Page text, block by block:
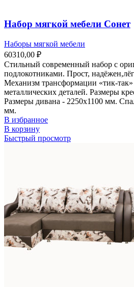
Набор мягкой мебели Сонет
Наборы мягкой мебели
60310,00 ₽
Стильный современный набор с
подлокотниками. Прост,
Механизм трансформации «тик-так»
металлических деталей. Размеры
Размеры дивана - 2250х1100 мм.
мм.
В избранное
В корзину
Быстрый просмотр